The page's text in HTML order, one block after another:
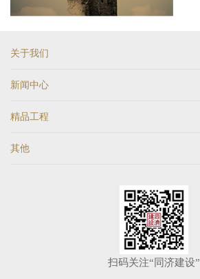
关于我们
新闻中心
精品工程
其他
扫码关注“同济建设”